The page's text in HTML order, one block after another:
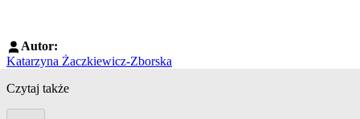
Autor:
Katarzyna Żaczkiewicz-Zborska
Czytaj także